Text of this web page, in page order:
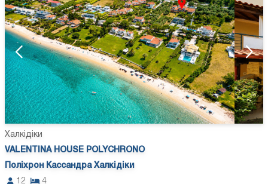
Халкідіки
VALENTINA HOUSE POLYCHRONO
Поліхрон Кассандра Халкідіки
12
4